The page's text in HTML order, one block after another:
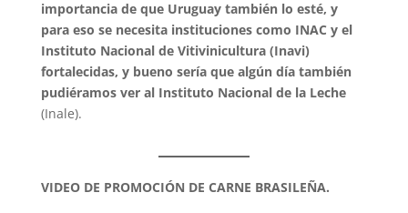
importancia de que Uruguay también lo esté, y
para eso se necesita instituciones como INAC y el
Instituto Nacional de Vitivinicultura (Inavi)
fortalecidas, y bueno sería que algún día también
pudiéramos ver al Instituto Nacional de la Leche
(Inale).
VIDEO DE PROMOCIÓN DE CARNE BRASILEÑA.